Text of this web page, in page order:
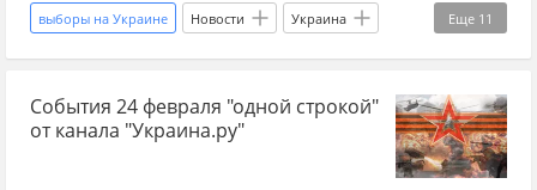
экономика Еще 11
выборы на Украине Новости Украина
Россия Ближний Восток
Владимир Зеленский Украина.ру
будет ли перемирие
События 24 февраля "одной строкой"
от канала "Украина.ру"